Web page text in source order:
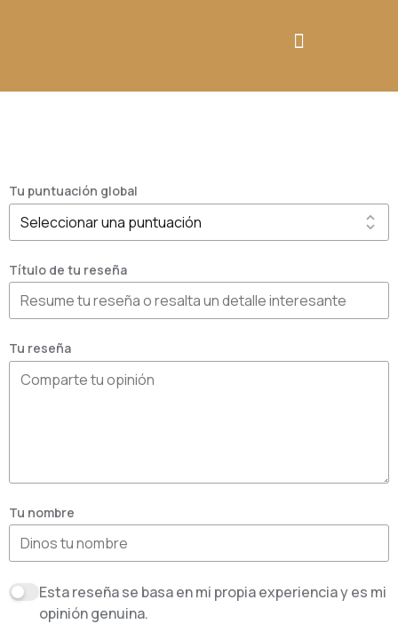
Tu puntuación global
Título de tu reseña
Tu reseña
Tu nombre
Esta reseña se basa en mi propia experiencia y es mi
opinión genuina.